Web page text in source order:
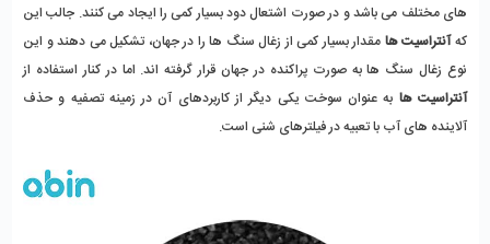
که آنتراسیت ها
نوع زغال سنگ ها به صورت پراکنده در جهان قرار گرفته اند. اما در کنار استفاده از
آنتراسیت ها
آلاینده های آب با تعبیه در فیلترهای شنی است.